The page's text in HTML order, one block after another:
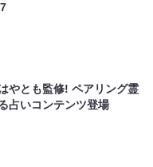
やとも監修! ペアリング霊
占いコンテンツ登場